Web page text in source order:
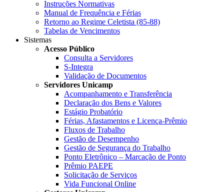
Instruções Normativas
Manual de Frequência e Férias
Retorno ao Regime Celetista (85-88)
Tabelas de Vencimentos
Sistemas
Acesso Público
Consulta a Servidores
S-Integra
Validação de Documentos
Servidores Unicamp
Acompanhamento e Transferência
Declaração dos Bens e Valores
Estágio Probatório
Férias, Afastamentos e Licença-Prêmio
Fluxos de Trabalho
Gestão de Desempenho
Gestão de Segurança do Trabalho
Ponto Eletrônico – Marcação de Ponto
Prêmio PAEPE
Solicitação de Serviços
Vida Funcional Online